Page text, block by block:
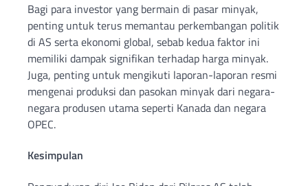
Bagi para investor yang bermain di pasar minyak,
penting untuk terus memantau perkembangan politik
di AS serta ekonomi global, sebab kedua faktor ini
memiliki dampak signifikan terhadap harga minyak.
Juga, penting untuk mengikuti laporan-laporan resmi
mengenai produksi dan pasokan minyak dari negara-
negara produsen utama seperti Kanada dan negara
OPEC.
Kesimpulan